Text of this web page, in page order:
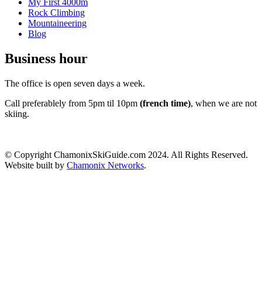
My First 4000m
Rock Climbing
Mountaineering
Blog
Business hour
The office is open seven days a week.
Call preferablely from 5pm til 10pm (french time), when we are not
skiing.
© Copyright ChamonixSkiGuide.com 2024. All Rights Reserved.
Website built by Chamonix Networks.